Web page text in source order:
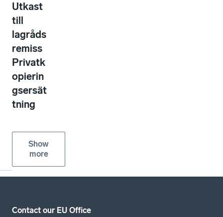
Utkast
till
lagråds
remiss
Privatk
opierin
gsersät
tning
Show
more
Contact our EU Office